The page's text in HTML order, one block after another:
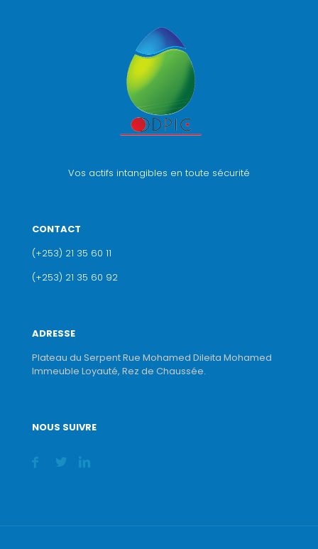
Vos actifs intangibles en toute sécurité
CONTACT
(+253) 21 35 60 11
(+253) 21 35 60 92
ADRESSE
Plateau du Serpent Rue Mohamed Dileita Mohamed
Immeuble Loyauté, Rez de Chaussée.
NOUS SUIVRE